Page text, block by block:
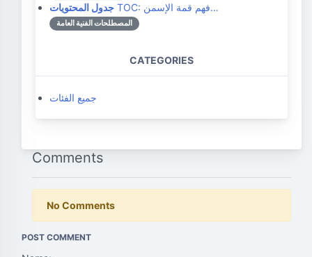
جدول المحتويات TOC: فهم قمة الإسمن…
المصطلحات الفنية العامة
CATEGORIES
جميع الفئات
Comments
No Comments
POST COMMENT